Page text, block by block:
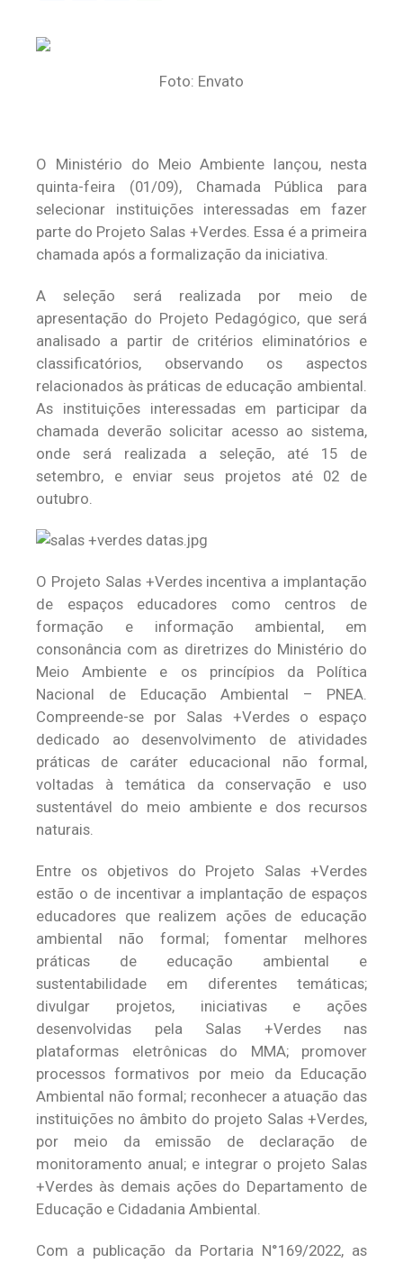
Foto: Envato
O Ministério do Meio Ambiente lançou, nesta
quinta-feira (01/09), Chamada Pública para
selecionar instituições interessadas em fazer
parte do Projeto Salas +Verdes. Essa é a primeira
chamada após a formalização da iniciativa.
A seleção será realizada por meio de
apresentação do Projeto Pedagógico, que será
analisado a partir de critérios eliminatórios e
classificatórios, observando os aspectos
relacionados às práticas de educação ambiental.
As instituições interessadas em participar da
chamada deverão solicitar acesso ao sistema,
onde será realizada a seleção, até 15 de
setembro, e enviar seus projetos até 02 de
outubro.
O Projeto Salas +Verdes incentiva a implantação
de espaços educadores como centros de
formação e informação ambiental, em
consonância com as diretrizes do Ministério do
Meio Ambiente e os princípios da Política
Nacional de Educação Ambiental – PNEA.
Compreende-se por Salas +Verdes o espaço
dedicado ao desenvolvimento de atividades
práticas de caráter educacional não formal,
voltadas à temática da conservação e uso
sustentável do meio ambiente e dos recursos
naturais.
Entre os objetivos do Projeto Salas +Verdes
estão o de incentivar a implantação de espaços
educadores que realizem ações de educação
ambiental não formal; fomentar melhores
práticas de educação ambiental e
sustentabilidade em diferentes temáticas;
divulgar projetos, iniciativas e ações
desenvolvidas pela Salas +Verdes nas
plataformas eletrônicas do MMA; promover
processos formativos por meio da Educação
Ambiental não formal; reconhecer a atuação das
instituições no âmbito do projeto Salas +Verdes,
por meio da emissão de declaração de
monitoramento anual; e integrar o projeto Salas
+Verdes às demais ações do Departamento de
Educação e Cidadania Ambiental.
Com a publicação da Portaria N°169/2022, as